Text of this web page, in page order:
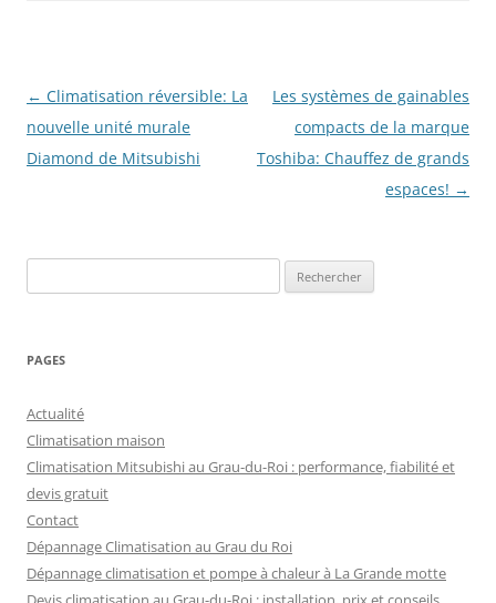
Navigation
des
articles
← Climatisation réversible: La
nouvelle unité murale
Diamond de Mitsubishi
Les systèmes de gainables
compacts de la marque
Toshiba: Chauffez de grands
espaces! →
PAGES
Actualité
Climatisation maison
Climatisation Mitsubishi au Grau-du-Roi : performance, fiabilité et
devis gratuit
Contact
Dépannage Climatisation au Grau du Roi
Dépannage climatisation et pompe à chaleur à La Grande motte